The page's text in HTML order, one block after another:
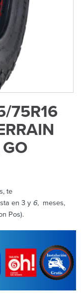
75R16
te
en 3 y 6, meses,
Pos).